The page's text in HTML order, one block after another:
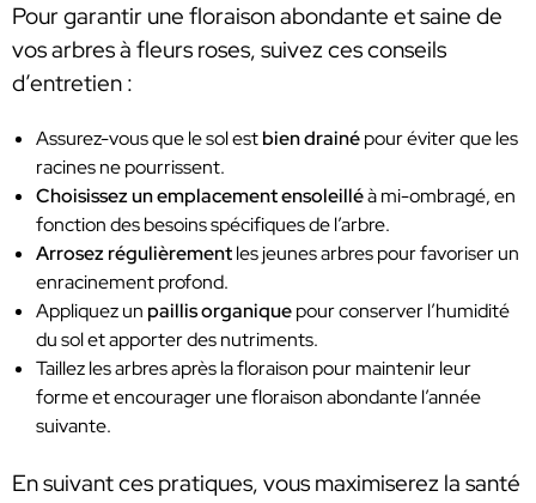
Pour garantir une floraison abondante et saine de
vos arbres à fleurs roses, suivez ces conseils
d’entretien :
Assurez-vous que le sol estbien drainépour éviter que les
racines ne pourrissent.
Choisissez un emplacement ensoleilléà mi-ombragé, en
fonction des besoins spécifiques de l’arbre.
Arrosez régulièrementles jeunes arbres pour favoriser un
enracinement profond.
Appliquez un paillis organiquepour conserver l’humidité
du sol et apporter des nutriments.
Taillez les arbres après la floraison pour maintenir leur
forme et encourager une floraison abondante l’année
suivante.
En suivant ces pratiques, vous maximiserez la santé